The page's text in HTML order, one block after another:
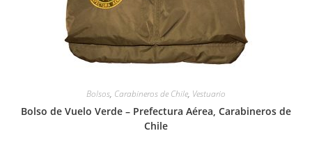
Bolsos, Carabineros de Chile, Vestuario
Bolso de Vuelo Verde – Prefectura Aérea, Carabineros de
Chile